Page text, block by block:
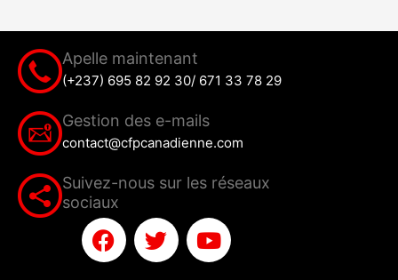
Apelle maintenant
(+237) 695 82 92 30/ 671 33 78 29
Gestion des e-mails
contact@cfpcanadienne.com
Suivez-nous sur les réseaux
sociaux
F
a
T
w
Y
o